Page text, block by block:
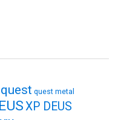
quest quest metal
XP DEUS